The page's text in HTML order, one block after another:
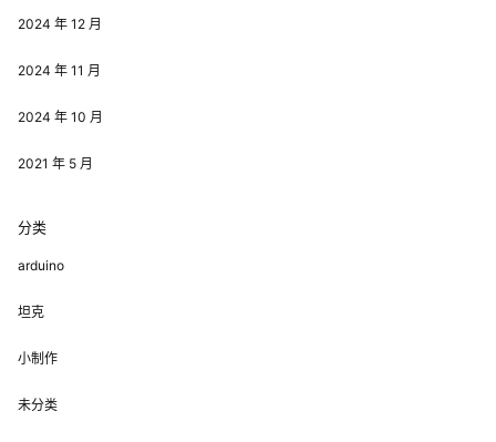
2024 年 12 月
2024 年 11 月
2024 年 10 月
2021 年 5 月
分类
arduino
坦克
小制作
未分类